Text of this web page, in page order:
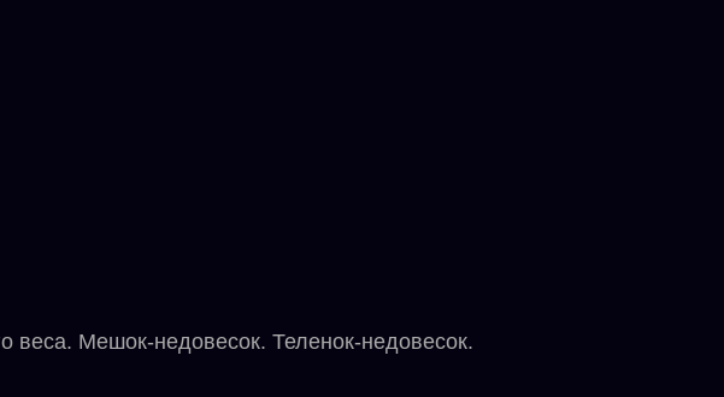
Мешок-недовесок. Теленок-недовесок.